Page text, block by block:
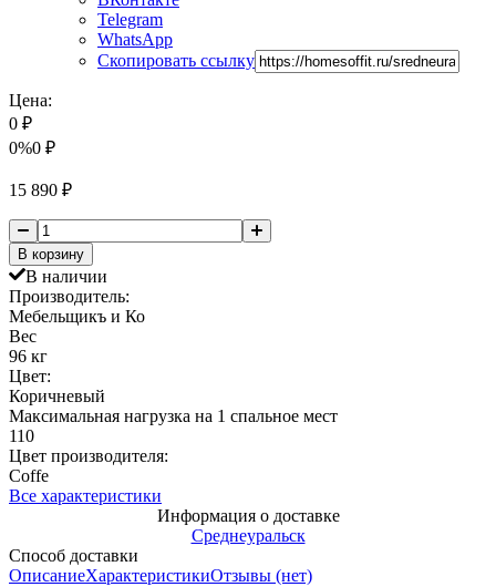
Telegram
WhatsApp
Скопировать ссылку
Цена:
0 ₽
0%0 ₽
15 890 ₽
В корзину
В наличии
Производитель:
Мебельщикъ и Ко
Вес
96 кг
Цвет:
Коричневый
Максимальная нагрузка на 1 спальное мест
110
Цвет производителя:
Coffe
Все характеристики
Информация о доставке
Среднеуральск
Способ доставки
ОписаниеХарактеристикиОтзывы (нет)